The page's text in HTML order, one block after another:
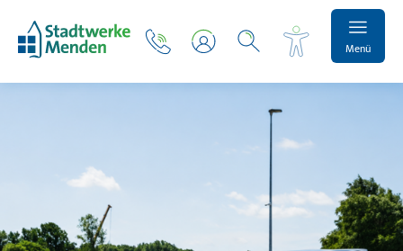
Menü
Schrift vergrößern
Schrift verkleinern